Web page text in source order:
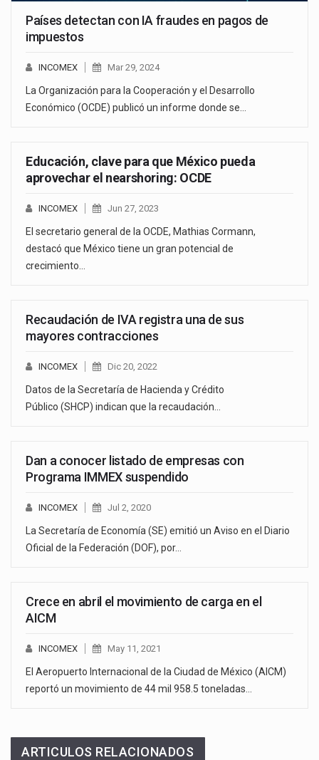
Países detectan con IA fraudes en pagos de
impuestos
INCOMEX Mar 29, 2024
La Organización para la Cooperación y el Desarrollo
Económico (OCDE) publicó un informe donde se…
Educación, clave para que México pueda
aprovechar el nearshoring: OCDE
INCOMEX Jun 27, 2023
El secretario general de la OCDE, Mathias Cormann,
destacó que México tiene un gran potencial de
crecimiento…
Recaudación de IVA registra una de sus
mayores contracciones
INCOMEX Dic 20, 2022
Datos de la Secretaría de Hacienda y Crédito
Público (SHCP) indican que la recaudación…
Dan a conocer listado de empresas con
Programa IMMEX suspendido
INCOMEX Jul 2, 2020
La Secretaría de Economía (SE) emitió un Aviso en el Diario
Oficial de la Federación (DOF), por…
Crece en abril el movimiento de carga en el
AICM
INCOMEX May 11, 2021
El Aeropuerto Internacional de la Ciudad de México (AICM)
reportó un movimiento de 44 mil 958.5 toneladas…
ARTICULOS RELACIONADOS